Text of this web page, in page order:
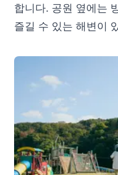
합니다. 공원 옆에는
즐길 수 있는 해변이